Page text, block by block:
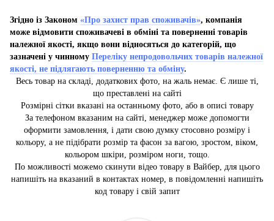
Згідно із Законом «Про захист прав споживачів», компанія
може відмовити споживачеві в обміні та поверненні товарів
належної якості, якщо вони відносяться до категорій, що
зазначені у чинному Переліку непродовольчих товарів належної
якості, не підлягають поверненню та обміну.
Весь товар на складі, додаткових фото, на жаль немає. Є лише ті,
що преставлені на сайті
Розмірні сітки вказані на останньому фото, або в описі товару
За телефоном вказаним на сайті, менеджер може допомогти
оформити замовлення, і дати свою думку стосовно розміру і
кольору, а не підібрати розмір та фасон за вагою, зростом, віком,
кольором шкіри, розміром ноги, тощо.
По можливості можемо скинути відео товару в Вайбер, для цього
напишіть на вказаний в контактах номер, в повідомленні напишіть
код товару і свій запит